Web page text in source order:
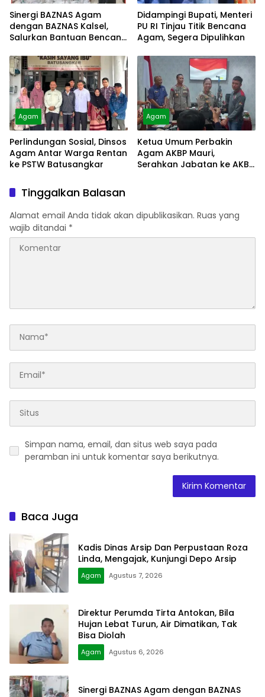
Sinergi BAZNAS Agam
dengan BAZNAS Kalsel,
Salurkan Bantuan Bencana
Didampingi Bupati, Menteri
PU RI Tinjau Titik Bencana
Agam, Segera Dipulihkan
Agam
Perlindungan Sosial, Dinsos
Agam Antar Warga Rentan
ke PSTW Batusangkar
Agam
Ketua Umum Perbakin
Agam AKBP Mauri,
Serahkan Jabatan ke AKBP
Tinggalkan Balasan
Alamat email Anda tidak akan dipublikasikan. Ruas yang
wajib ditandai *
Simpan nama, email, dan situs web saya pada
peramban ini untuk komentar saya berikutnya.
Baca Juga
Kadis Dinas Arsip Dan Perpustaan Roza
Linda, Mengajak, Kunjungi Depo Arsip
Agam Agustus 7, 2026
Direktur Perumda Tirta Antokan, Bila
Hujan Lebat Turun, Air Dimatikan, Tak
Bisa Diolah
Agam Agustus 6, 2026
Sinergi BAZNAS Agam dengan BAZNAS